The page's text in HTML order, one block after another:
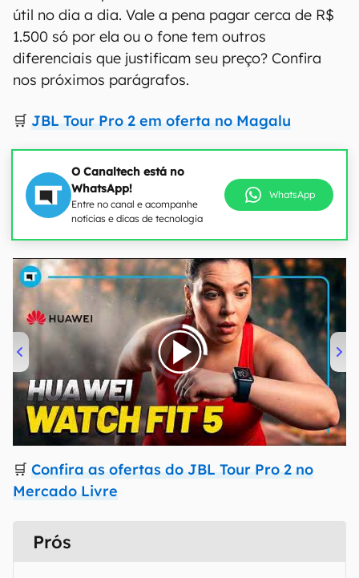
útil no dia a dia. Vale a pena pagar cerca de R$
1.500 só por ela ou o fone tem outros
diferenciais que justificam seu preço? Confira
nos próximos parágrafos.
🛒 JBL Tour Pro 2 em oferta no Magalu
O Canaltech está no
WhatsApp!
Entre no canal e acompanhe
notícias e dicas de tecnologia
WhatsApp
00:00/04:51
🛒 Confira as ofertas do JBL Tour Pro 2 no
Mercado Livre
Prós